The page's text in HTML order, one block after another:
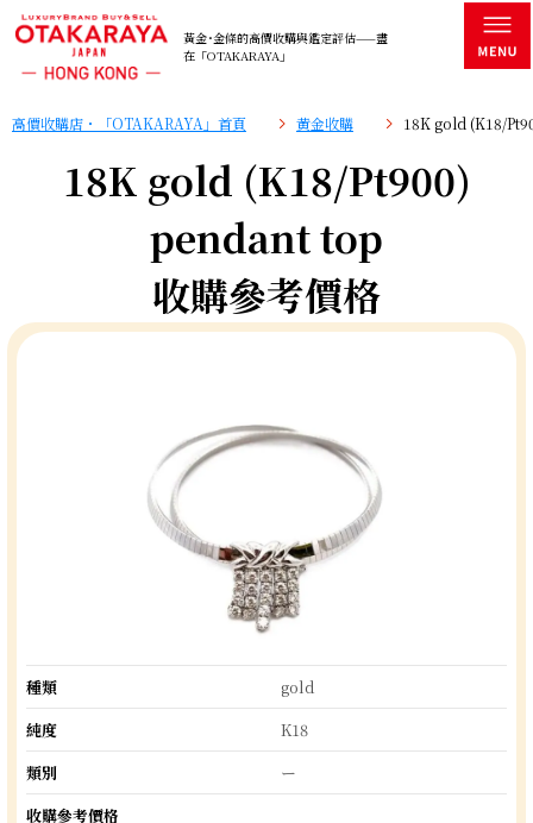
黃金･金條的高價收購與鑑定評估——盡
在「OTAKARAYA」
高價收購店・「OTAKARAYA」首頁 黄金收購 18K gold (K18/
18K gold (K18/Pt900)
pendant top
收購參考價格
種類
gold
純度
K18
類別
ー
收購參考價格